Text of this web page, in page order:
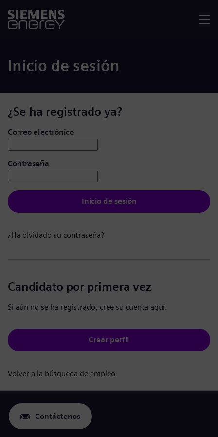
Inicio de sesión
¿Se ha registrado ya?
Iniciar de sesión: usuario y contraseña
Correo electrónico
Contraseña
Inicio de sesión
¿Ha olvidado su contraseña?
Candidato por primera vez
Si aún no se ha registrado, cree su cuenta aquí.
Crear perfil
Volver a la búsqueda de empleo
Contáctenos